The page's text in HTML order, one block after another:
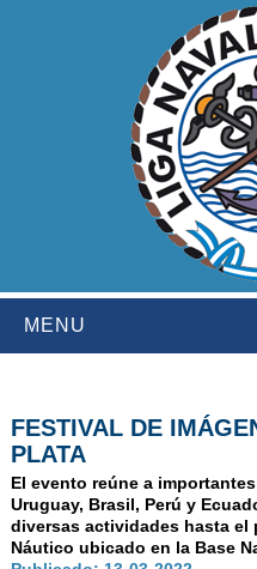
MENU
INSTITUCIONAL
NOSOTROS
HISTORIA
AUTORIDADES
FESTIVAL DE
PLATA
El evento reúne a
Uruguay, Brasil, Perú y
diversas actividades hasta el
Náutico ubicado en la Base